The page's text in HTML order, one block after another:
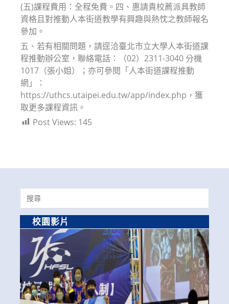
(五)課程費用：全程免費。四、惠請貴校薦派具教師
資格且對推動人本街道教學有興趣與熱忱之教師報名
參加。
五、若有相關問題，請逕洽臺北市立大學人本街道課
程推動辦公室，聯絡電話：（02）2311-3040 分機
1017（張小姐）；亦可參閱「人本街道課程推動
網」：
https://uthcs.utaipei.edu.tw/app/index.php，獲
取更多課程資訊。
Post Views: 145
Search
for:
校園影片